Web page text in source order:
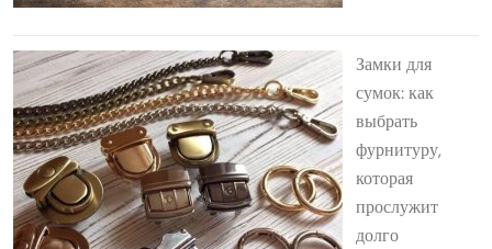
Замки для
сумок: как
выбрать
фурнитуру,
которая
прослужит
долго